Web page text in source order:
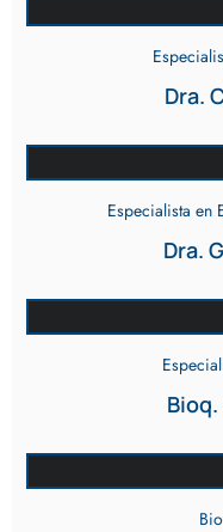
Dra.
Especialista en
Dra.